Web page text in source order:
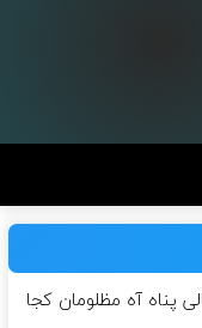
پناه آه مظلومان کجا